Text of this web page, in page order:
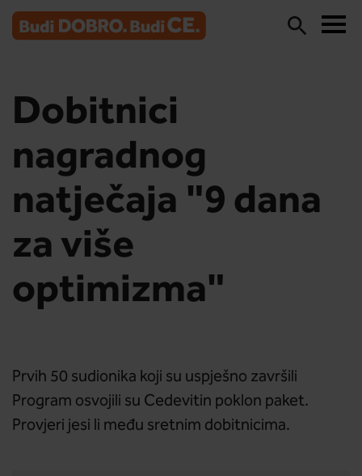
Dobitnici
nagradnog
natječaja "9 dana
za više
optimizma"
Prvih 50 sudionika koji su uspješno završili
Program osvojili su Cedevitin poklon paket.
Provjeri jesi li među sretnim dobitnicima.